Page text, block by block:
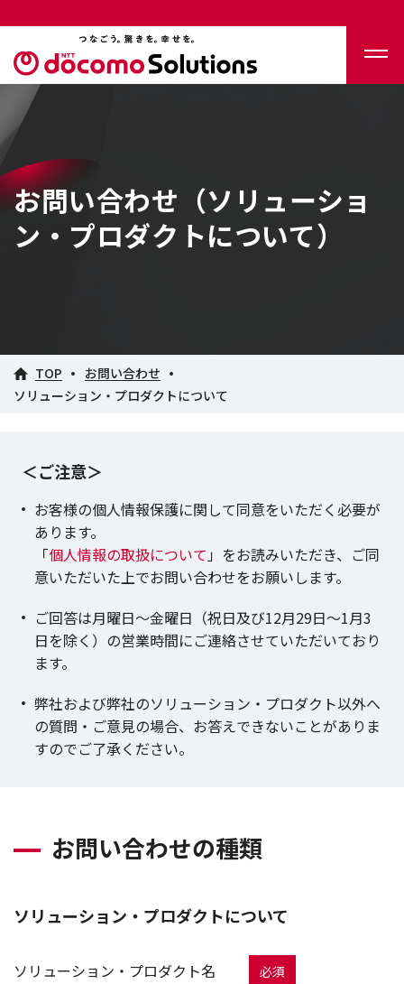
お問い合わせ（ソリューショ
ン・プロダクトについて）
TOP
お問い合わせ
ソリューション・プロダクトについて
＜ご注意＞
お客様の個人情報保護に関して同意をいただく必要が
あります。
「個人情報の取扱について」をお読みいただき、ご同
意いただいた上でお問い合わせをお願いします。
ご回答は月曜日～金曜日（祝日及び12月29日～1月3
日を除く）の営業時間にご連絡させていただいており
ます。
弊社および弊社のソリューション・プロダクト以外へ
の質問・ご意見の場合、お答えできないことがありま
すのでご了承ください。
お問い合わせの種類
ソリューション・プロダクトについて
ソリューション・プロダクト名 必須